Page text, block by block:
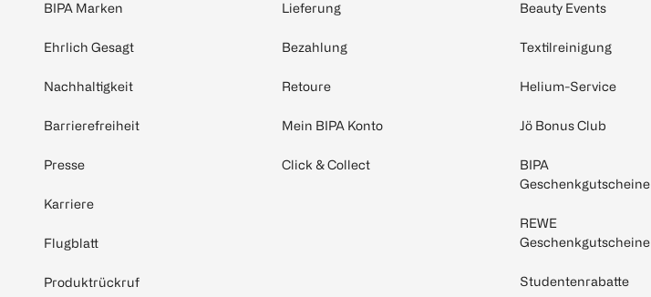
BIPA Marken
Ehrlich Gesagt
Nachhaltigkeit
Barrierefreiheit
Presse
Karriere
Flugblatt
Produktrückruf
Lieferung
Bezahlung
Retoure
Mein BIPA Konto
Click & Collect
Beauty Events
Textilreinigung
Helium-Service
Jö Bonus Club
BIPA
Geschenkgutscheine
REWE
Geschenkgutscheine
Studentenrabatte